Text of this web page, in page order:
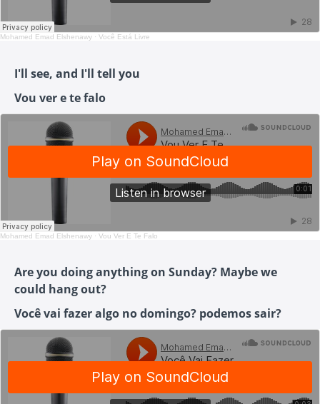
Mohamed Emad Elshenawy · Você Está Livre
I'll see, and I'll tell you
Vou ver e te falo
Mohamed Emad Elshenawy · Vou Ver E Te Falo
Are you doing anything on Sunday? Maybe we
could hang out?
Você vai fazer algo no domingo? podemos sair?